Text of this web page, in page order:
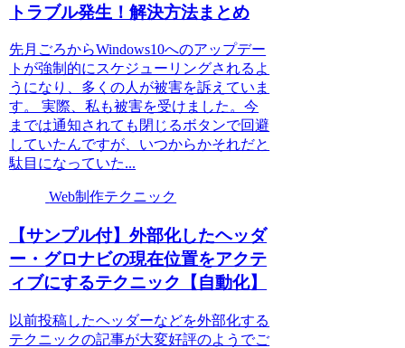
トラブル発生！解決方法まとめ
先月ごろからWindows10へのアップデー
トが強制的にスケジューリングされるよ
うになり、多くの人が被害を訴えていま
す。 実際、私も被害を受けました。今
までは通知されても閉じるボタンで回避
していたんですが、いつからかそれだと
駄目になっていた...
Web制作テクニック
【サンプル付】外部化したヘッダ
ー・グロナビの現在位置をアクテ
ィブにするテクニック【自動化】
以前投稿したヘッダーなどを外部化する
テクニックの記事が大変好評のようでご